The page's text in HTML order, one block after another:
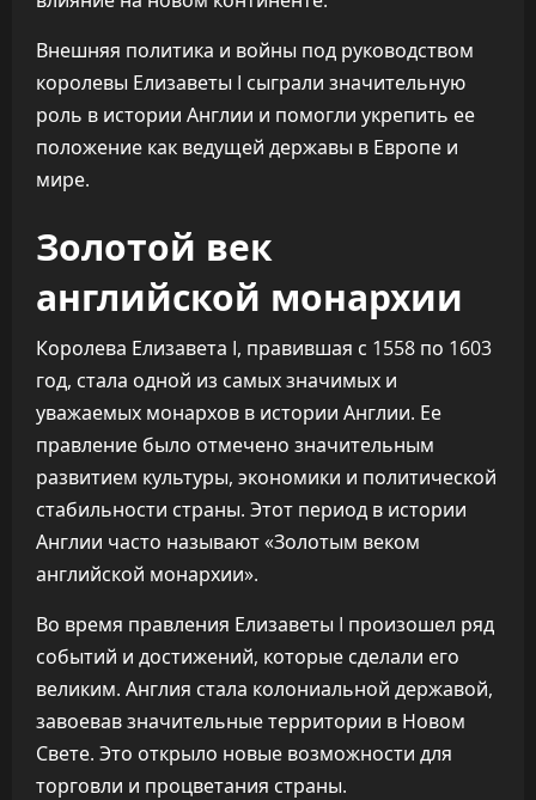
Внешняя политика и войны под руководством
королевы Елизаветы I сыграли значительную
роль в истории Англии и помогли укрепить ее
положение как ведущей державы в Европе и
мире.
Золотой век
английской монархии
Королева Елизавета I, правившая с 1558 по 1603
год, стала одной из самых значимых и
уважаемых монархов в истории Англии. Ее
правление было отмечено значительным
развитием культуры, экономики и политической
стабильности страны. Этот период в истории
Англии часто называют «Золотым веком
английской монархии».
Во время правления Елизаветы I произошел ряд
событий и достижений, которые сделали его
великим. Англия стала колониальной державой,
завоевав значительные территории в Новом
Свете. Это открыло новые возможности для
торговли и процветания страны.